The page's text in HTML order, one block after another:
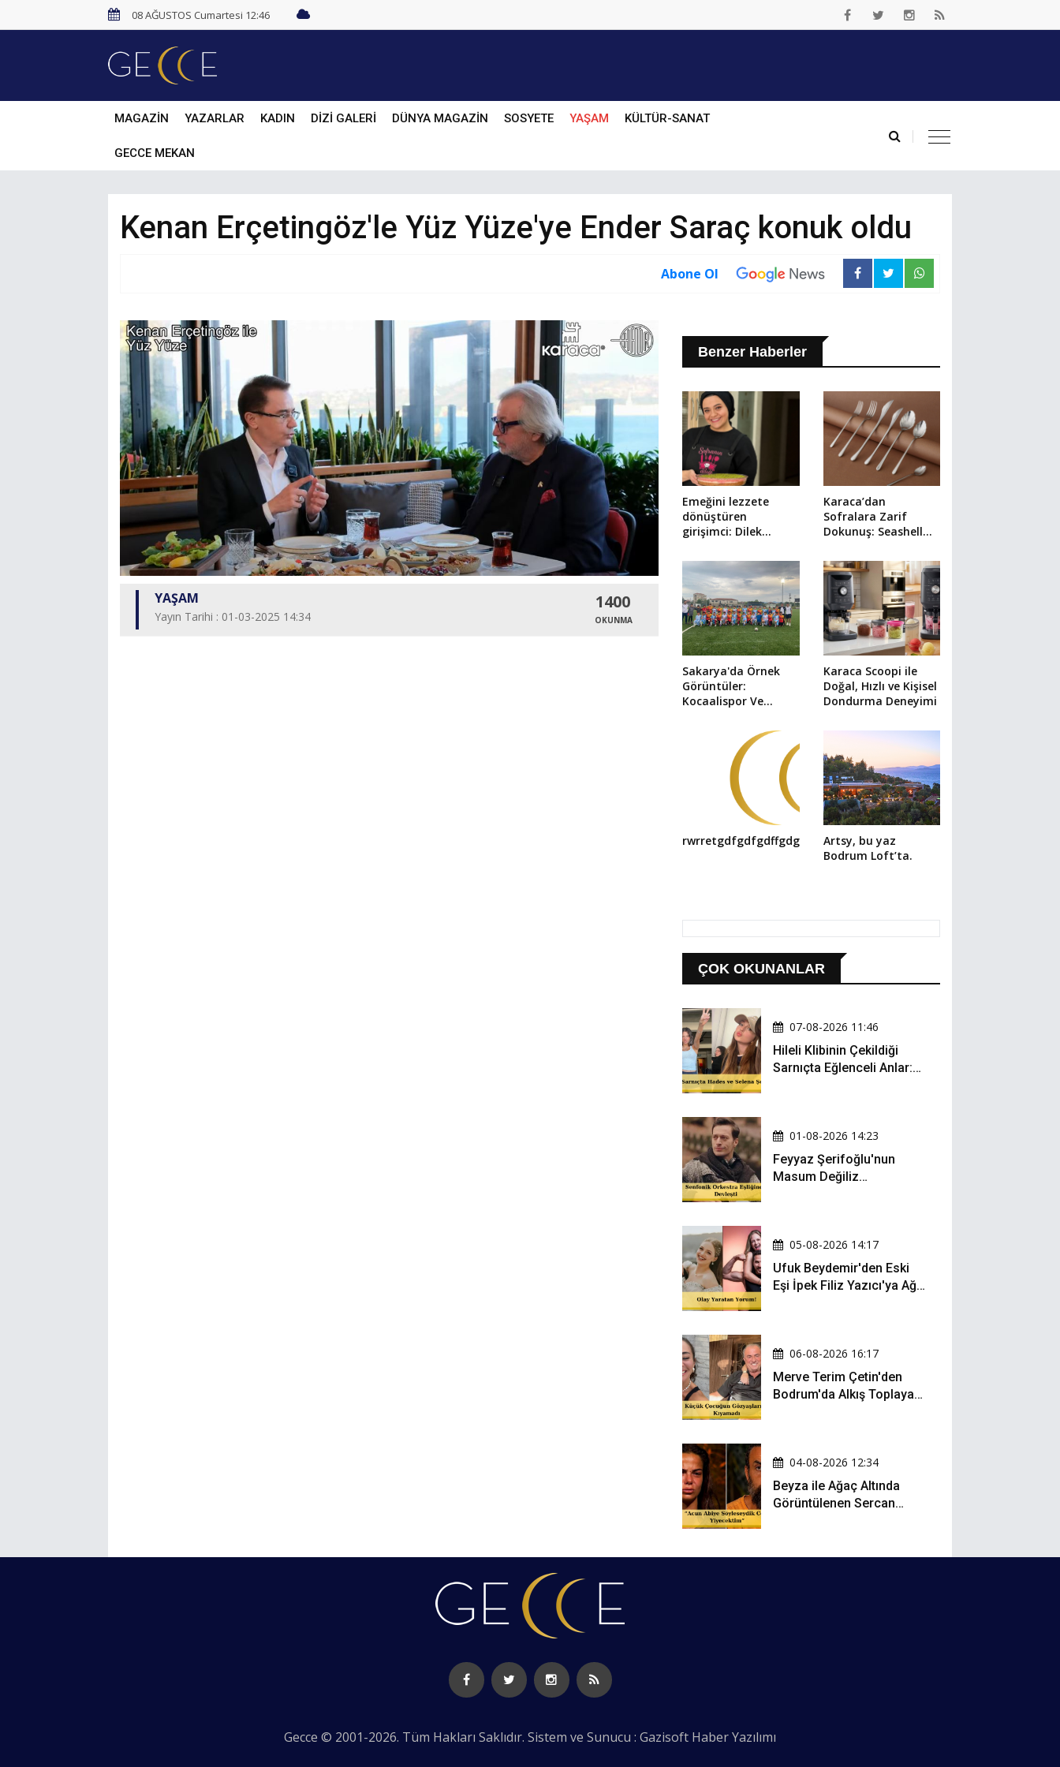
08 AĞUSTOS Cumartesi 12:46
MAGAZİN YAZARLAR KADIN DİZİ GALERİ DÜNYA MAGAZİN SOSYETE YAŞAM KÜLTÜR-SANAT
GECCE MEKAN
Kenan Erçetingöz'le Yüz Yüze'ye Ender Saraç konuk oldu
Abone Ol
YAŞAM
Yayın Tarihi : 01-03-2025 14:34
1400
OKUNMA
Benzer Haberler
Emeğini lezzete
dönüştüren
girişimci: Dilek
Karaca’dan
Sofralara Zarif
Dokunuş: Seashell
Bıçak Takımı
Sakarya'da Örnek
Görüntüler:
Kocaalispor Ve
Ortak Fotoğraf!
Karaca Scoopi ile
Doğal, Hızlı ve Kişisel
Dondurma Deneyimi
rwrretgdfgdfgdffgdgd
Artsy, bu yaz
Bodrum Loft’ta.
ÇOK OKUNANLAR
07-08-2026 11:46
Hileli Klibinin Çekildiği
Sarnıçta Eğlenceli Anlar:
01-08-2026 14:23
Feyyaz Şerifoğlu'nun
Masum Değiliz
05-08-2026 14:17
Ufuk Beydemir'den Eski
Eşi İpek Filiz Yazıcı'ya Ağır
06-08-2026 16:17
Merve Terim Çetin'den
Bodrum'da Alkış Toplayan
04-08-2026 12:34
Beyza ile Ağaç Altında
Görüntülenen Sercan
Gecce © 2001-2026. Tüm Hakları Saklıdır. Sistem ve Sunucu : Gazisoft Haber Yazılımı